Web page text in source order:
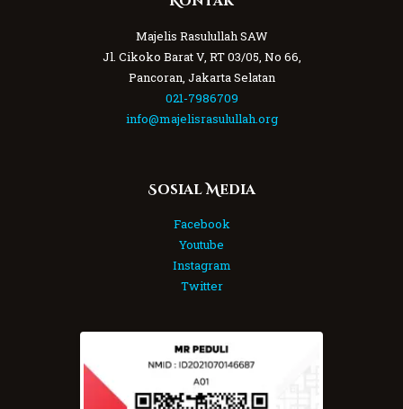
Majelis Rasulullah SAW
Jl. Cikoko Barat V, RT 03/05, No 66,
Pancoran, Jakarta Selatan
021-7986709
info@majelisrasulullah.org
Sosial Media
Facebook
Youtube
Instagram
Twitter